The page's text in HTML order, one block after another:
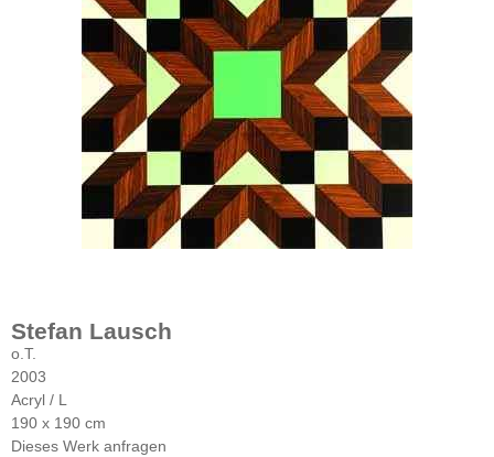
Stefan Lausch
o.T.
2003
Acryl / L
190 x 190 cm
Dieses Werk anfragen